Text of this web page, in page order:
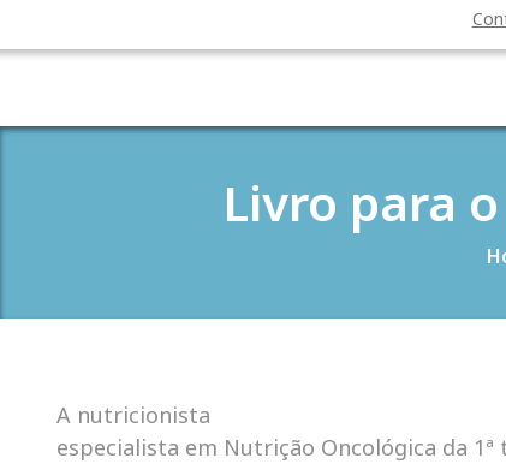
Livro para
A nutricionista
especialista em Nutrição Oncológica da